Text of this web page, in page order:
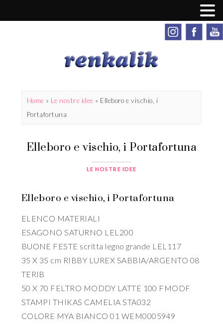
Home » Le nostre idee » Elleboro e vischio, i
Portafortuna
Elleboro e vischio, i Portafortuna
LE NOSTRE IDEE
Elleboro e vischio, i Portafortuna
ELENCO MATERIALI
ESAGONO SATURNO LEL200
BUONE FESTE scritta legno grande LEL117
35 X 35 cm RIBBY LUREX SABBIA/ARGENTO 08
TERIB
50 X 70 FELTRO MODDY LATTE 100 FMODF
STAMPI THIKAS CAMELIA STA032
COLORE MYA BIANCO 01 WEM0005949